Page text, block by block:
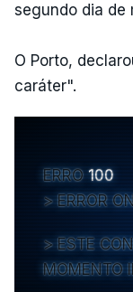
segundo dia de
O Porto,
caráter".
ERRO 100
ERROR
ESTE
MOMENTO